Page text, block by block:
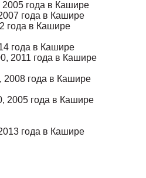
года в Кашире
года в Кашире
года в Кашире
года в Кашире
2011 года в Кашире
2008 года в Кашире
2005 года в Кашире
года в Кашире